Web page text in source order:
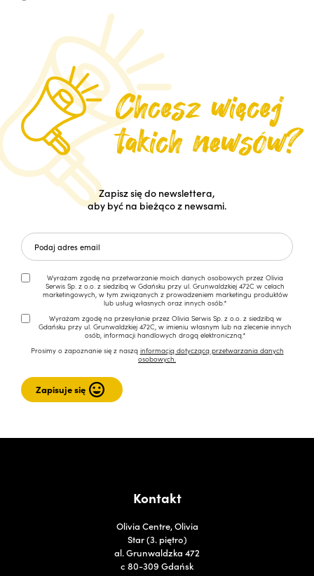
Zapisz się do newslettera,
aby być na bieżąco z newsami.
Wyrażam zgodę na przetwarzanie moich danych osobowych przez Olivia
Serwis Sp. z o.o. z siedzibą w Gdańsku przy ul. Grunwaldzkiej 472C w celach
marketingowych, w tym związanych z prowadzeniem marketingu produktów
lub usług własnych oraz innych osób.*
Wyrażam zgodę na przesyłanie przez Olivia Serwis Sp. z o.o. z siedzibą w
Gdańsku przy ul. Grunwaldzkiej 472C, w imieniu własnym lub na zlecenie innych
osób, informacji handlowych drogą elektroniczną.*
Prosimy o zapoznanie się z naszą informacją dotyczącą przetwarzania danych
osobowych.
Kontakt
Olivia Centre, Olivia
Star (3. piętro)
al. Grunwaldzka 472
c 80-309 Gdańsk